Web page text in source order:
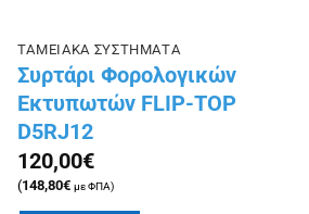
ΤΑΜΕΙΑΚΑ ΣΥΣΤΗΜΑΤΑ
Συρτάρι Φορολογικών
Εκτυπωτών FLIP-TOP
D5RJ12
120,00€
(148,80€ με ΦΠΑ)